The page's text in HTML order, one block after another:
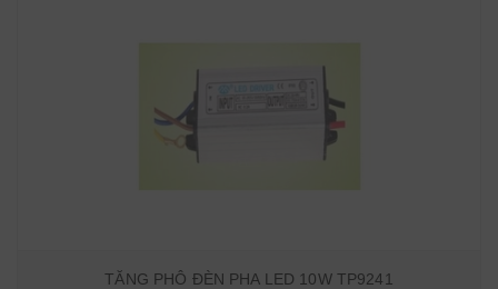
TĂNG PHÔ ĐÈN PHA LED 10W TP9241